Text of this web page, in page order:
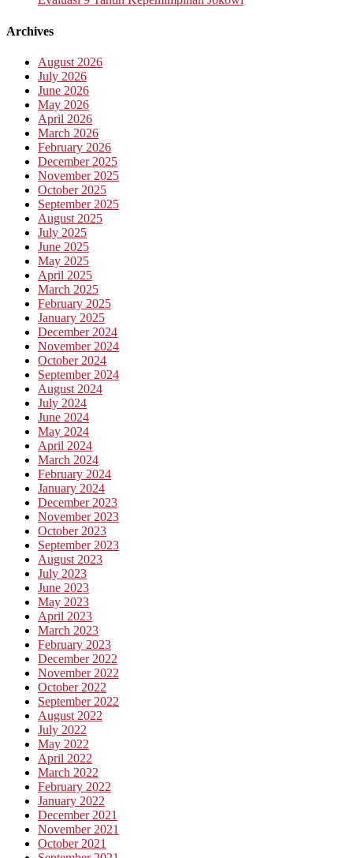
Archives
August 2026
July 2026
June 2026
May 2026
April 2026
March 2026
February 2026
December 2025
November 2025
October 2025
September 2025
August 2025
July 2025
June 2025
May 2025
April 2025
March 2025
February 2025
January 2025
December 2024
November 2024
October 2024
September 2024
August 2024
July 2024
June 2024
May 2024
April 2024
March 2024
February 2024
January 2024
December 2023
November 2023
October 2023
September 2023
August 2023
July 2023
June 2023
May 2023
April 2023
March 2023
February 2023
December 2022
November 2022
October 2022
September 2022
August 2022
July 2022
May 2022
April 2022
March 2022
February 2022
January 2022
December 2021
November 2021
October 2021